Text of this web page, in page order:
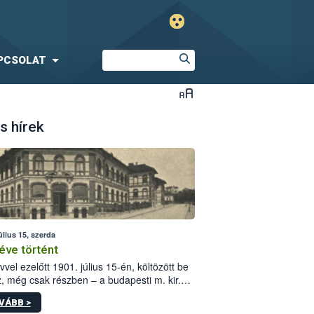
hírek
15, szerda
történt
ezelőtt 1901. július 15-én, költözött be
még csak részben – a budapesti m. kir.
állomás a Kis Rókus utca
alatti, Czigler Győző által tervezett új
>